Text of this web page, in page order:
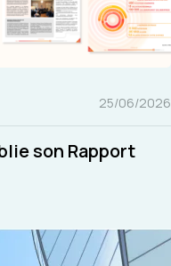
25/06/2026
son Rapport